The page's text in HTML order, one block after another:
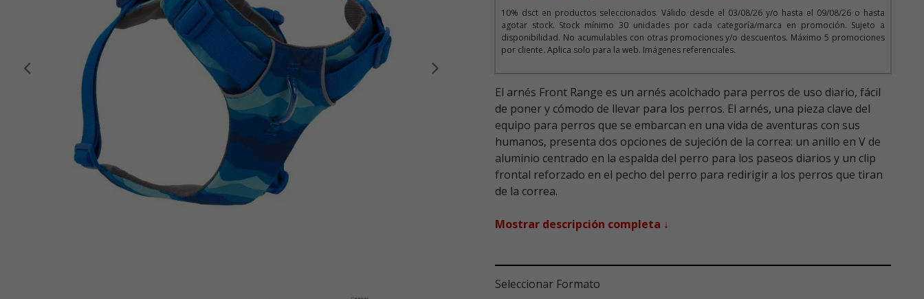
Anterior
10% dsct en productos seleccionados. Válido desde el 03/08/26 y/o hasta el 09/08/26 o hasta
agotar stock. Stock mínimo 30 unidades por cada categoría/marca en promoción. Sujeto a
disponibilidad. No acumulables con otras promociones y/o descuentos. Máximo 5 promociones
por cliente. Aplica solo para la web. Imágenes referenciales.
El arnés Front Range es un arnés acolchado para perros de uso diario, fácil
de poner y cómodo de llevar para los perros. El arnés, una pieza clave del
equipo para perros que se embarcan en una vida de aventuras con sus
humanos, presenta dos opciones de sujeción de la correa: un anillo en V de
aluminio centrado en la espalda del perro para los paseos diarios y un clip
frontal reforzado en el pecho del perro para redirigir a los perros que tiran
de la correa.
Mostrar descripción completa ↓
Seleccionar Formato